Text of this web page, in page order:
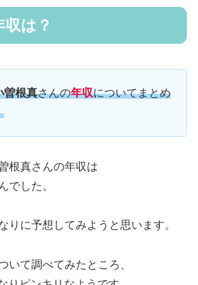
は？
曽根真さんの年収についてまとめ
根真さんの年収は
でした。
りに予想してみようと思います。
いて調べてみたところ、